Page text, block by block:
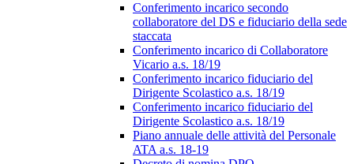
Conferimento incarico secondo
collaboratore del DS e fiduciario della sede
staccata
Conferimento incarico di Collaboratore
Vicario a.s. 18/19
Conferimento incarico fiduciario del
Dirigente Scolastico a.s. 18/19
Conferimento incarico fiduciario del
Dirigente Scolastico a.s. 18/19
Piano annuale delle attività del Personale
ATA a.s. 18-19